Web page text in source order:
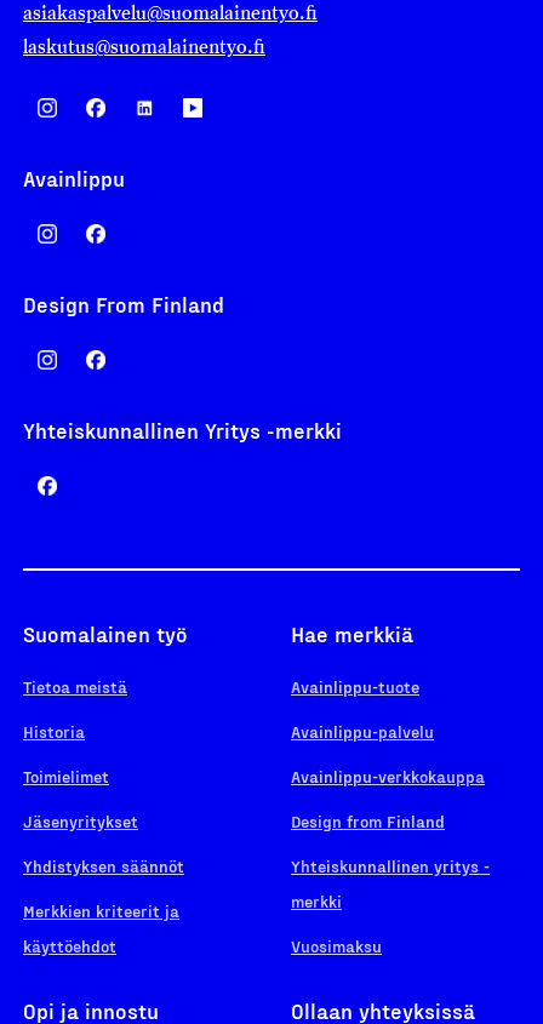
asiakaspalvelu@suomalainentyo.fi
laskutus@suomalainentyo.fi
Avainlippu
Design From Finland
Yhteiskunnallinen Yritys -merkki
Suomalainen työ
Tietoa meistä
Historia
Toimielimet
Jäsenyritykset
Yhdistyksen säännöt
Merkkien kriteerit ja
käyttöehdot
Hae merkkiä
Avainlippu-tuote
Avainlippu-palvelu
Avainlippu-verkkokauppa
Design from Finland
Yhteiskunnallinen yritys -
merkki
Vuosimaksu
Opi ja innostu Ollaan yhteyksissä